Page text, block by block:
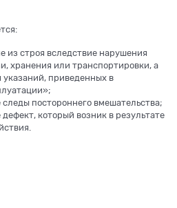
из строя вследствие нарушения
хранения или транспортировки, а
приведенных в
постороннего вмешательства;
который возник в результате